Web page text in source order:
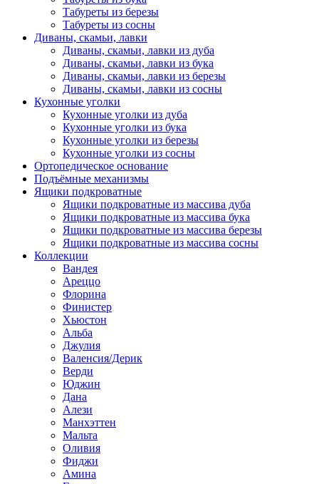
Табуреты из березы
Табуреты из сосны
Диваны, скамьи, лавки
Диваны, скамьи, лавки из дуба
Диваны, скамьи, лавки из бука
Диваны, скамьи, лавки из березы
Диваны, скамьи, лавки из сосны
Кухонные уголки
Кухонные уголки из дуба
Кухонные уголки из бука
Кухонные уголки из березы
Кухонные уголки из сосны
Ортопедическое основание
Подъёмные механизмы
Ящики подкроватные
Ящики подкроватные из массива дуба
Ящики подкроватные из массива бука
Ящики подкроватные из массива березы
Ящики подкроватные из массива сосны
Коллекции
Вандея
Ареццо
Флорина
Финистер
Хьюстон
Альба
Джулия
Валенсия/Дерик
Верди
Юджин
Дана
Алези
Манхэттен
Мальта
Оливия
Фиджи
Амина